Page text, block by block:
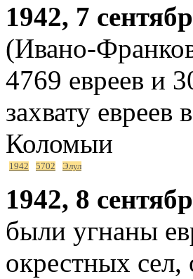
1942, 7
(Ивано-
4769 евреев и
захвату евреев
Коломыи
1942 5702 Элул
1942, 8
были угнаны
окрестных